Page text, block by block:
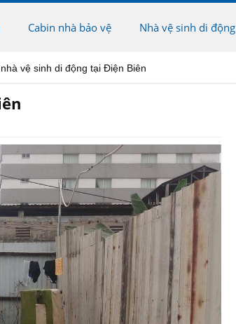
Cabin nhà bảo vệ Nhà vệ sinh di động
vệ sinh di động tại Điện Biên